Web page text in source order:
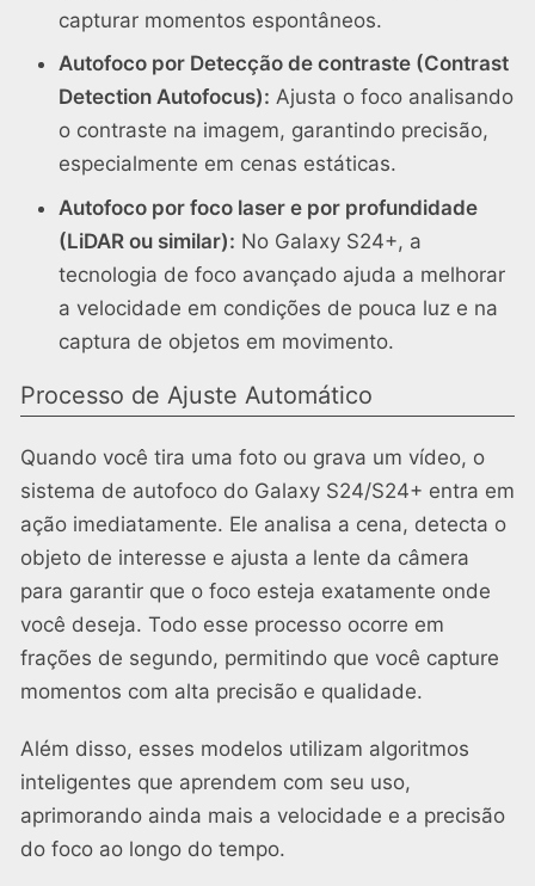
capturar momentos espontâneos.
Autofoco por Detecção de contraste (Contrast
Detection Autofocus): Ajusta o foco analisando
o contraste na imagem, garantindo precisão,
especialmente em cenas estáticas.
Autofoco por foco laser e por profundidade
(LiDAR ou similar): No Galaxy S24+, a
tecnologia de foco avançado ajuda a melhorar
a velocidade em condições de pouca luz e na
captura de objetos em movimento.
Processo de Ajuste Automático
Quando você tira uma foto ou grava um vídeo, o
sistema de autofoco do Galaxy S24/S24+ entra em
ação imediatamente. Ele analisa a cena, detecta o
objeto de interesse e ajusta a lente da câmera
para garantir que o foco esteja exatamente onde
você deseja. Todo esse processo ocorre em
frações de segundo, permitindo que você capture
momentos com alta precisão e qualidade.
Além disso, esses modelos utilizam algoritmos
inteligentes que aprendem com seu uso,
aprimorando ainda mais a velocidade e a precisão
do foco ao longo do tempo.